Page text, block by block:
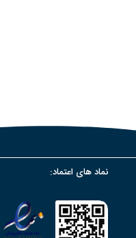
نماد های اعتماد: